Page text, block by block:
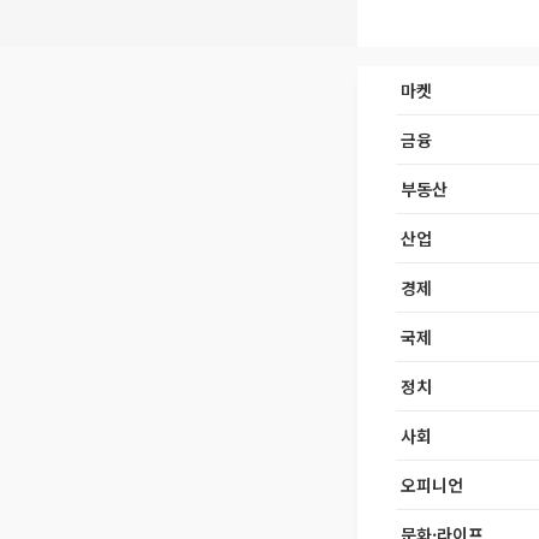
마켓
금융
부동산
산업
경제
국제
정치
사회
오피니언
문화·라이프